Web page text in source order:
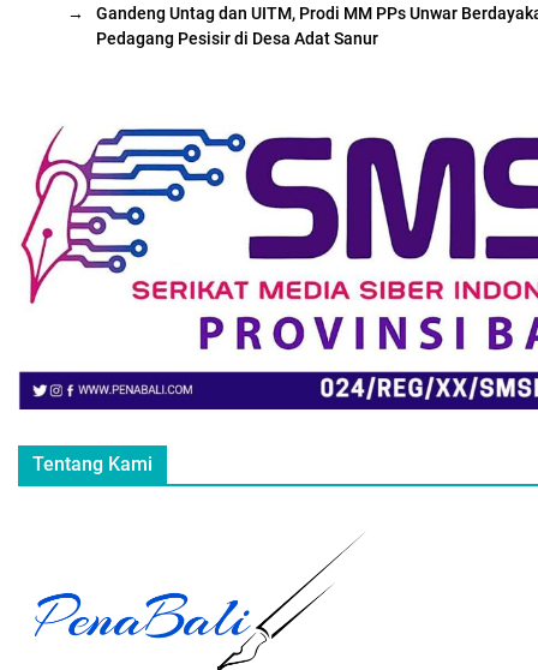
→
Gandeng Untag dan UITM, Prodi MM PPs Unwar
Pedagang Pesisir di Desa Adat Sanur
Tentang Kami